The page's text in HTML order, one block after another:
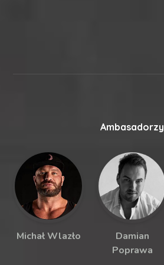
Ambasadorzy
Michał Wlazło
Damian
Poprawa